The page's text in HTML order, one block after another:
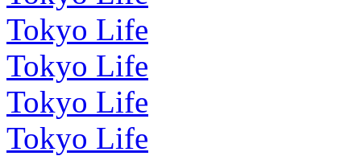
Tokyo Life
Tokyo Life
Tokyo Life
Tokyo Life